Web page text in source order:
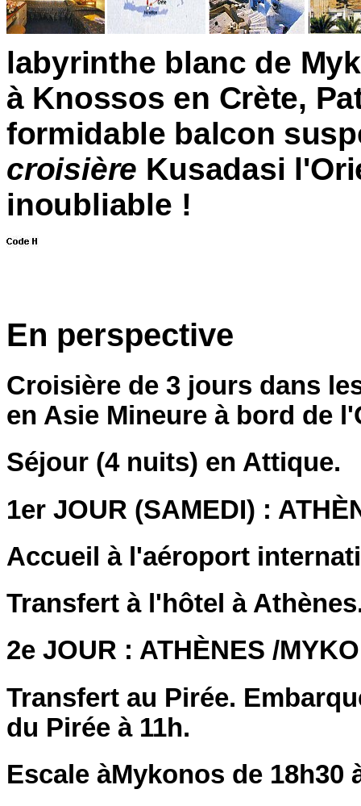
labyrinthe blanc de
à Knossos en Crète,
formidable balcon
croisière Kusadasi
inoubliable !
En perspective
Croisière de 3 jours dans
en Asie Mineure à bord de
Séjour (4 nuits) en Attique.
1er JOUR (SAMEDI) :
Accueil à l'aéroport
Transfert à l'hôtel à
2e JOUR : ATHÈNES /
Transfert au Pirée.
du Pirée à 11h.
Escale àMykonos de 18h30